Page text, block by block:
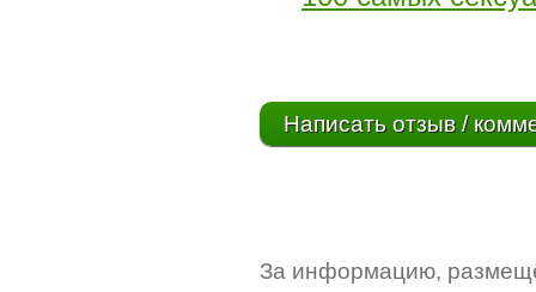
Написать отзыв /
За информацию,